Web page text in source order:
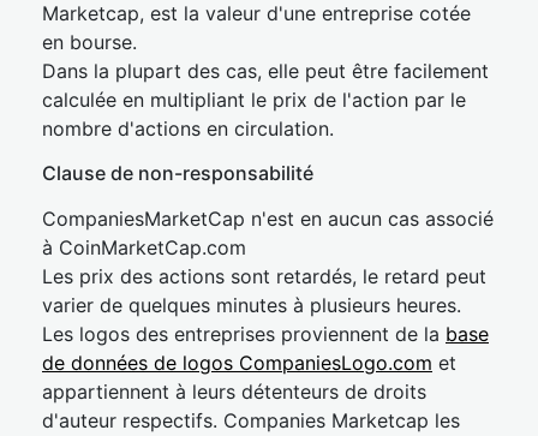
Marketcap, est la valeur d'une entreprise cotée
en bourse.
Dans la plupart des cas, elle peut être facilement
calculée en multipliant le prix de l'action par le
nombre d'actions en circulation.
Clause de non-responsabilité
CompaniesMarketCap n'est en aucun cas associé
à CoinMarketCap.com
Les prix des actions sont retardés, le retard peut
varier de quelques minutes à plusieurs heures.
Les logos des entreprises proviennent de la base
de données de logos CompaniesLogo.com et
appartiennent à leurs détenteurs de droits
d'auteur respectifs. Companies Marketcap les